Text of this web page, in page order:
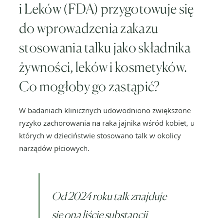
i Leków (FDA) przygotowuje się
do wprowadzenia zakazu
stosowania talku jako składnika
żywności, leków i kosmetyków.
Co mogłoby go zastąpić?
W badaniach klinicznych udowodniono zwiększone
ryzyko zachorowania na raka jajnika wśród kobiet, u
których w dzieciństwie stosowano talk w okolicy
narządów płciowych.
Od 2024 roku talk znajduje
się ona liście substancji